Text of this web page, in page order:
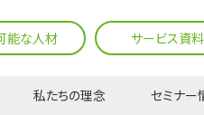
能な人材 サービス資料
私たちの理念 セミナー